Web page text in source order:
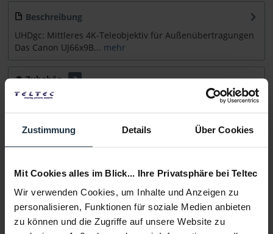
Zustimmung Details Über Cookies
Mit Cookies alles im Blick... Ihre Privatsphäre bei Teltec
Wir verwenden Cookies, um Inhalte und Anzeigen zu
personalisieren, Funktionen für soziale Medien anbieten
zu können und die Zugriffe auf unsere Website zu
Beschreibung
UHDgc: Mittleres 4K-Teleobjektiv für Außenübertragungen
Das Canon UJ66x9B... mehr
Zubehör
3
Zubehör und Empfehlungen
Beratung
Medien
Infos zu Hersteller & Produktsicherheit
Folgende Infos zum Hersteller sind verfübar...... mehr